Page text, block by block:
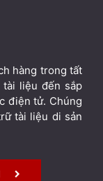
hàng trong tất
liệu đến sắp
điện tử. Chúng
tài liệu di sản